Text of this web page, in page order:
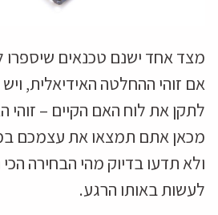
מצד אחד ישנם טכנאים שיספרו
אם זוהי ההחלטה האידיאלית,
לתקן את לוח האם הקיים – זוהי
מכאן אתם תמצאו את עצמכם
ולא תדעו בדיוק מהי הבחירה
לעשות באותו הרגע.